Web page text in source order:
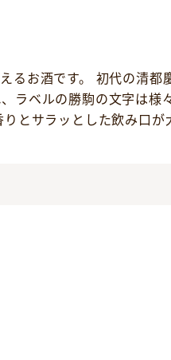
お酒です。 初代の清
ラベルの勝駒の文字は
とサラッとした飲み口が